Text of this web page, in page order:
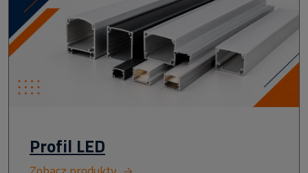
Profil LED